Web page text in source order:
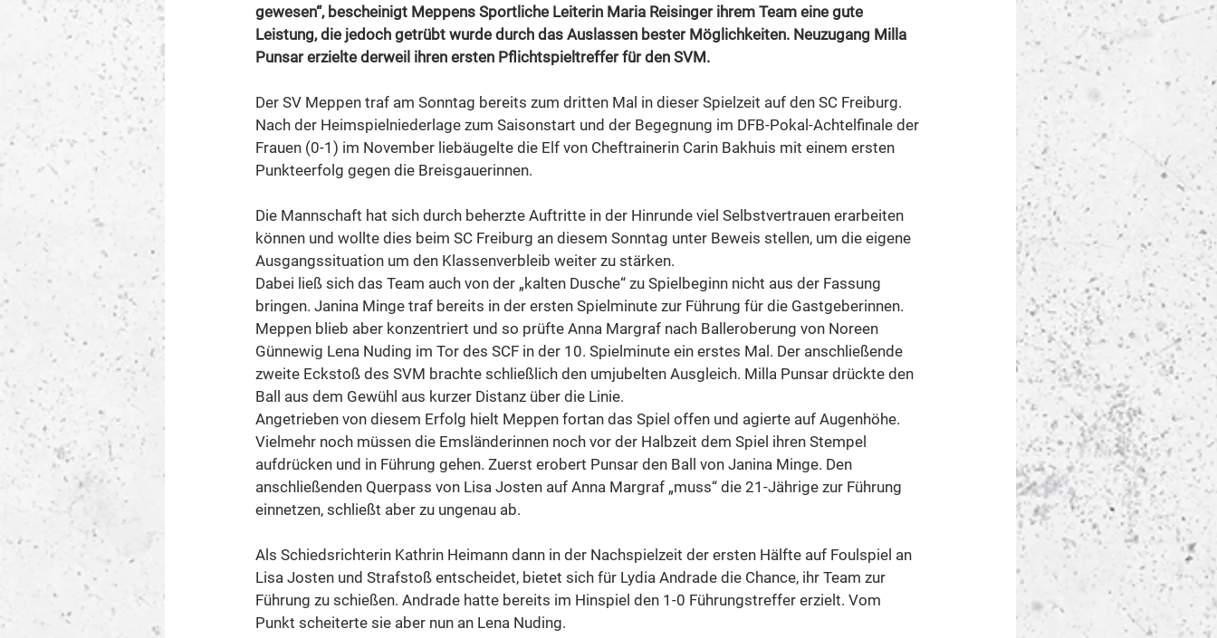
gewesen“, bescheinigt Meppens Sportliche Leiterin Maria Reisinger ihrem Team eine gute
Leistung, die jedoch getrübt wurde durch das Auslassen bester Möglichkeiten. Neuzugang Milla
Punsar erzielte derweil ihren ersten Pflichtspieltreffer für den SVM.
Der SV Meppen traf am Sonntag bereits zum dritten Mal in dieser Spielzeit auf den SC Freiburg.
Nach der Heimspielniederlage zum Saisonstart und der Begegnung im DFB-Pokal-Achtelfinale der
Frauen (0-1) im November liebäugelte die Elf von Cheftrainerin Carin Bakhuis mit einem ersten
Punkteerfolg gegen die Breisgauerinnen.
Die Mannschaft hat sich durch beherzte Auftritte in der Hinrunde viel Selbstvertrauen erarbeiten
können und wollte dies beim SC Freiburg an diesem Sonntag unter Beweis stellen, um die eigene
Ausgangssituation um den Klassenverbleib weiter zu stärken.
Dabei ließ sich das Team auch von der „kalten Dusche“ zu Spielbeginn nicht aus der Fassung
bringen. Janina Minge traf bereits in der ersten Spielminute zur Führung für die Gastgeberinnen.
Meppen blieb aber konzentriert und so prüfte Anna Margraf nach Balleroberung von Noreen
Günnewig Lena Nuding im Tor des SCF in der 10. Spielminute ein erstes Mal. Der anschließende
zweite Eckstoß des SVM brachte schließlich den umjubelten Ausgleich. Milla Punsar drückte den
Ball aus dem Gewühl aus kurzer Distanz über die Linie.
Angetrieben von diesem Erfolg hielt Meppen fortan das Spiel offen und agierte auf Augenhöhe.
Vielmehr noch müssen die Emsländerinnen noch vor der Halbzeit dem Spiel ihren Stempel
aufdrücken und in Führung gehen. Zuerst erobert Punsar den Ball von Janina Minge. Den
anschließenden Querpass von Lisa Josten auf Anna Margraf „muss“ die 21-Jährige zur Führung
einnetzen, schließt aber zu ungenau ab.
Als Schiedsrichterin Kathrin Heimann dann in der Nachspielzeit der ersten Hälfte auf Foulspiel an
Lisa Josten und Strafstoß entscheidet, bietet sich für Lydia Andrade die Chance, ihr Team zur
Führung zu schießen. Andrade hatte bereits im Hinspiel den 1-0 Führungstreffer erzielt. Vom
Punkt scheiterte sie aber nun an Lena Nuding.